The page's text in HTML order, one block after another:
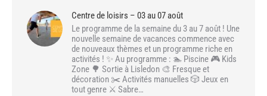
Centre de loisirs – 03 au 07 août
Le programme de la semaine du 3 au 7 août ! Une
nouvelle semaine de vacances commence avec
de nouveaux thèmes et un programme riche en
activités ! ✨ Au programme : 🏊 Piscine 🎮 Kids
Zone 🌳 Sortie à Lisledon 🎨 Fresque et
décoration ✂️ Activités manuelles 🎲 Jeux en
tout genre ⚔️ Sabre…